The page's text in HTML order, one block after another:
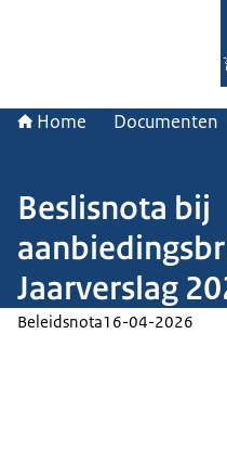
Home Documenten
Beslisnota bij
Jaarverslag
Beleidsnota16-04-2026